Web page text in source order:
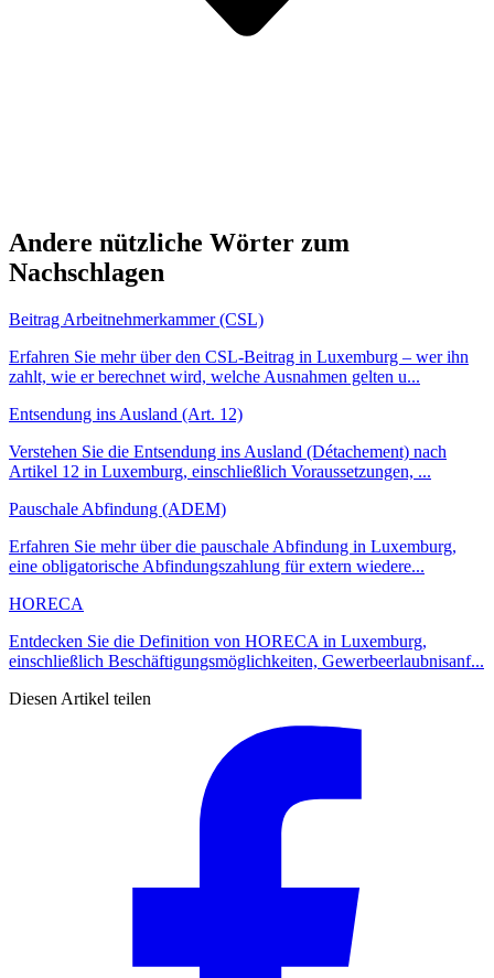
Andere nützliche Wörter zum
Nachschlagen
Beitrag Arbeitnehmerkammer (CSL)
Erfahren Sie mehr über den CSL-Beitrag in Luxemburg – wer ihn
zahlt, wie er berechnet wird, welche Ausnahmen gelten u...
Entsendung ins Ausland (Art. 12)
Verstehen Sie die Entsendung ins Ausland (Détachement) nach
Artikel 12 in Luxemburg, einschließlich Voraussetzungen, ...
Pauschale Abfindung (ADEM)
Erfahren Sie mehr über die pauschale Abfindung in Luxemburg,
eine obligatorische Abfindungszahlung für extern wiedere...
HORECA
Entdecken Sie die Definition von HORECA in Luxemburg,
einschließlich Beschäftigungsmöglichkeiten, Gewerbeerlaubnisanf...
Diesen Artikel teilen